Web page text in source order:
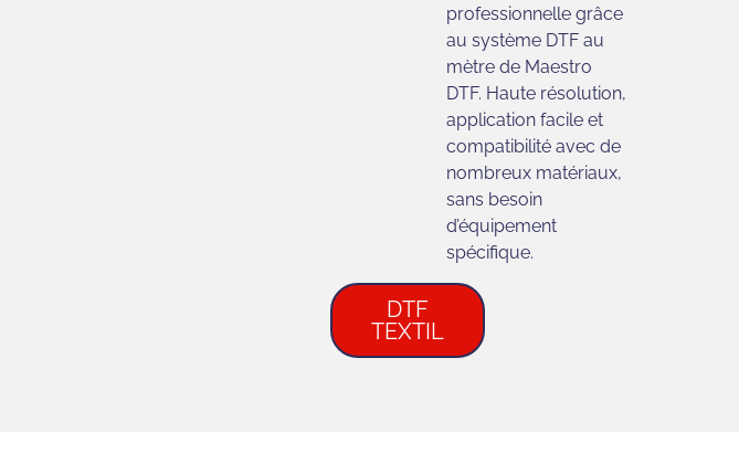
professionnelle grâce
au système DTF au
mètre de Maestro
DTF. Haute résolution,
application facile et
compatibilité avec de
nombreux matériaux,
sans besoin
d’équipement
spécifique.
DTF
TEXTIL